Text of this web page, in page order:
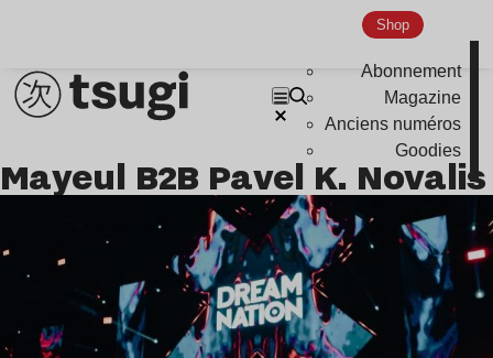
Shop
Abonnement
Magazine
Anciens numéros
Goodies
Mayeul B2B Pavel K. Novalis